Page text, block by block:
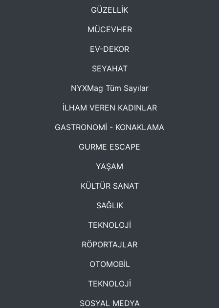
GÜZELLİK
MÜCEVHER
EV-DEKOR
SEYAHAT
NYXMag Tüm Sayılar
İLHAM VEREN KADINLAR
GASTRONOMİ - KONAKLAMA
GURME ESCAPE
YAŞAM
KÜLTÜR SANAT
SAĞLIK
TEKNOLOJİ
RÖPORTAJLAR
OTOMOBİL
TEKNOLOJİ
SOSYAL MEDYA